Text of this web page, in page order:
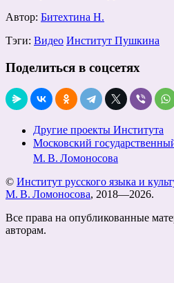
Автор: Битехтина Н.
Тэги: Видео Институт Пушкина
Поделиться в соцсетях
Другие проекты Института
Московский
М. В. Ломоносова
© Институт русского языка и
М. В. Ломоносова, 2018—2026.
Все права на опубликованные
авторам.